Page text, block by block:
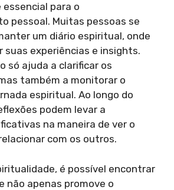
para o
pessoal. Muitas pessoas se
um diário espiritual, onde
suas experiências e insights.
só ajuda a clarificar os
também a monitorar o
espiritual. Ao longo do
podem levar a
na maneira de ver o
com os outros.
é possível encontrar
não apenas promove o